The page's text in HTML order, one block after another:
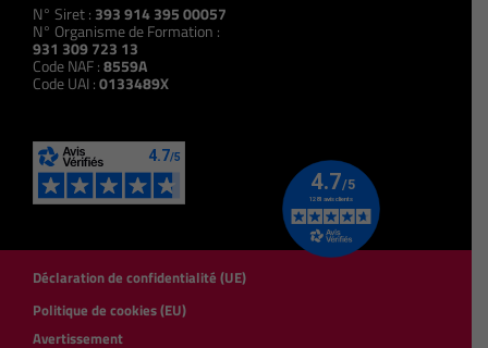
N° Siret : 393 914 395 00057
N° Organisme de Formation :
931 309 723 13
Code NAF :8559A
Code UAI :0133489X
Déclaration de confidentialité (UE)
Politique de cookies (EU)
Avertissement